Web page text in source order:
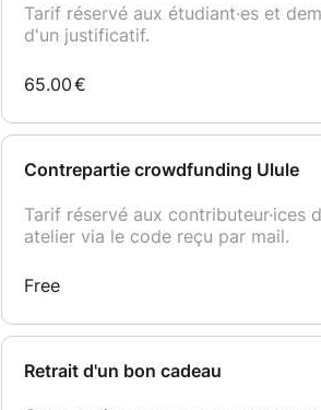
Un montage sans moule, sans
festif, et avec l'effet « whaou » garanti.
Un petit livret avec les recettes
après le cours.
Les tabliers, couteaux et autres
cours.
* Le cours pourrait être annulé si le
Politique d'annulation ou de report :
Une annulation moins de 7 jours
l’objet d'aucun remboursement.